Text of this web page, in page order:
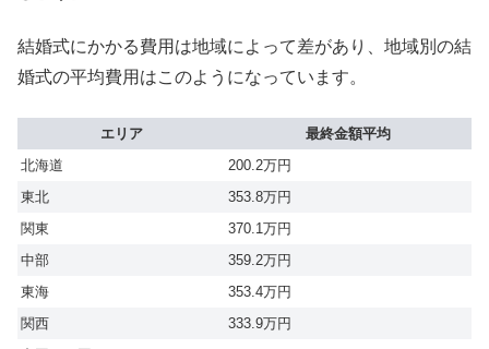
結婚式にかかる費用は地域によって差があり、地域別の結
婚式の平均費用はこのようになっています。
エリア
最終金額平均
北海道
200.2万円
東北
353.8万円
関東
370.1万円
中部
359.2万円
東海
353.4万円
関西
333.9万円